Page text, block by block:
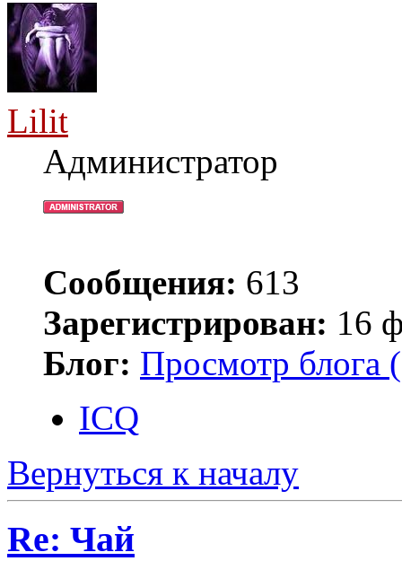
Lilit
Администратор
Сообщения: 613
Зарегистрирован: 16
Блог: Просмотр блога
ICQ
Вернуться к началу
Re: Чай